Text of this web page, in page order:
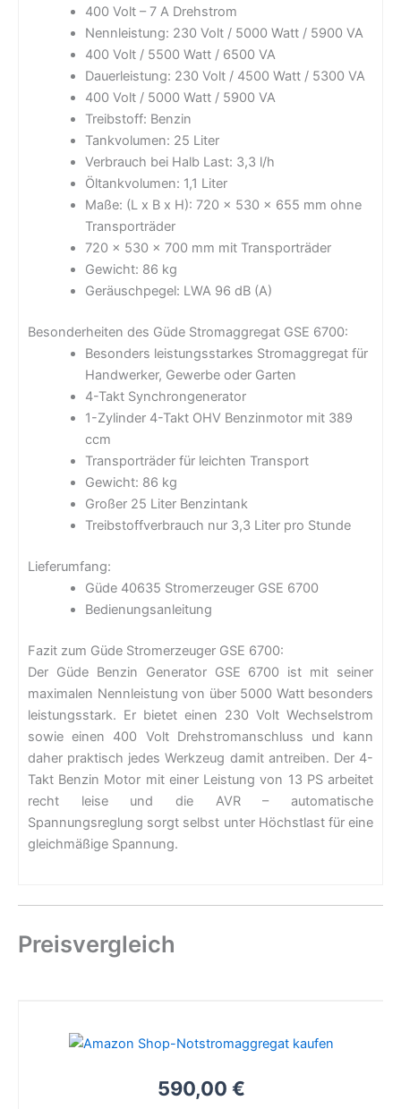
400 Volt – 7 A Drehstrom
Nennleistung: 230 Volt / 5000 Watt / 5900 VA
400 Volt / 5500 Watt / 6500 VA
Dauerleistung: 230 Volt / 4500 Watt / 5300 VA
400 Volt / 5000 Watt / 5900 VA
Treibstoff: Benzin
Tankvolumen: 25 Liter
Verbrauch bei Halb Last: 3,3 l/h
Öltankvolumen: 1,1 Liter
Maße: (L x B x H): 720 x 530 x 655 mm ohne
Transporträder
720 x 530 x 700 mm mit Transporträder
Gewicht: 86 kg
Geräuschpegel: LWA 96 dB (A)
Besonderheiten des Güde Stromaggregat GSE 6700:
Besonders leistungsstarkes Stromaggregat für
Handwerker, Gewerbe oder Garten
4-Takt Synchrongenerator
1-Zylinder 4-Takt OHV Benzinmotor mit 389
ccm
Transporträder für leichten Transport
Gewicht: 86 kg
Großer 25 Liter Benzintank
Treibstoffverbrauch nur 3,3 Liter pro Stunde
Lieferumfang:
Güde 40635 Stromerzeuger GSE 6700
Bedienungsanleitung
Fazit zum Güde Stromerzeuger GSE 6700:
Der Güde Benzin Generator GSE 6700 ist mit seiner
maximalen Nennleistung von über 5000 Watt besonders
leistungsstark. Er bietet einen 230 Volt Wechselstrom
sowie einen 400 Volt Drehstromanschluss und kann
daher praktisch jedes Werkzeug damit antreiben. Der 4-
Takt Benzin Motor mit einer Leistung von 13 PS arbeitet
recht leise und die AVR – automatische
Spannungsreglung sorgt selbst unter Höchstlast für eine
gleichmäßige Spannung.
Preisvergleich
590,00 €